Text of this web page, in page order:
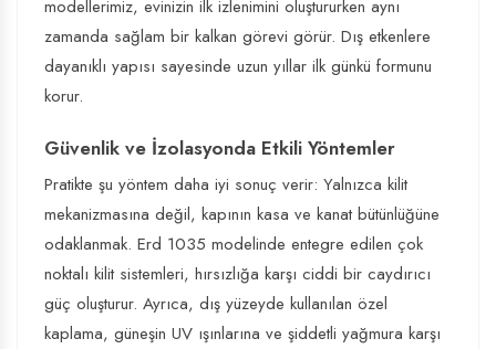
modellerimiz, evinizin ilk izlenimini oluştururken aynı
zamanda sağlam bir kalkan görevi görür. Dış etkenlere
dayanıklı yapısı sayesinde uzun yıllar ilk günkü formunu
korur.
Güvenlik ve İzolasyonda Etkili Yöntemler
Pratikte şu yöntem daha iyi sonuç verir: Yalnızca kilit
mekanizmasına değil, kapının kasa ve kanat bütünlüğüne
odaklanmak. Erd 1035 modelinde entegre edilen çok
noktalı kilit sistemleri, hırsızlığa karşı ciddi bir caydırıcı
güç oluşturur. Ayrıca, dış yüzeyde kullanılan özel
kaplama, güneşin UV ışınlarına ve şiddetli yağmura karşı